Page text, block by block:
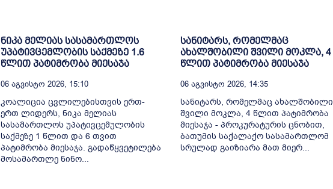
ნიკა მელიას სასამართლოს
უპატივცემლობის საქმეზე 1.6
წლით პატიმრობა მიესაჯა
06 Აგვისტო 2026, 15:10
კოალიცია ცვლილებისთვის ერთ-
ერთ ლიდერს, ნიკა მელიას
სასამართლოს უპატივცემულობის
საქმეზე 1 წლით და 6 თვით
პატიმრობა მიესაჯა. გადაწყვეტილება
მოსამართლე ნინო...
სანიტარს, რომელმაც
ახალშობილი შვილი მოკლა, 4
წლით პატიმრობა მიესაჯა
06 Აგვისტო 2026, 14:35
სანიტარს, რომელმაც ახალშობილი
შვილი მოკლა, 4 წლით პატიმრობა
მიესაჯა - პროკურატურის ცნობით,
ბათუმის საქალაქო სასამართლომ
სრულად გაიზიარა მათ მიერ...